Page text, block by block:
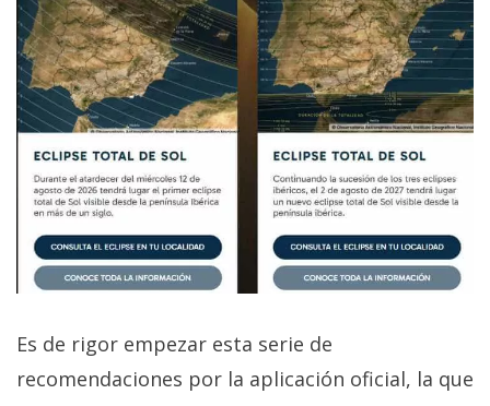
Es de rigor empezar esta serie de
recomendaciones por la aplicación oficial, la que